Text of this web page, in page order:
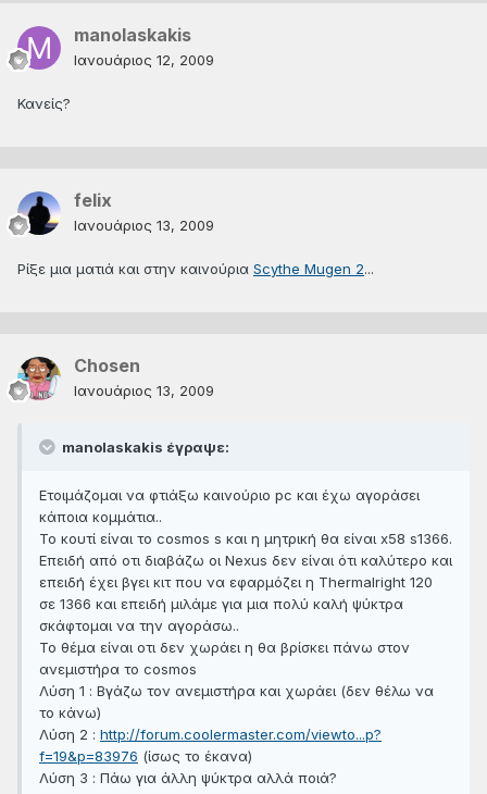
manolaskakis
Ιανουάριος 12, 2009
Κανείς?
felix
Ιανουάριος 13, 2009
Ρίξε μια ματιά και στην καινούρια Scythe Mugen 2...
Chosen
Ιανουάριος 13, 2009
manolaskakis έγραψε:
Ετοιμάζομαι να φτιάξω καινούριο pc και έχω αγοράσει
κάποια κομμάτια..
Το κουτί είναι το cosmos s και η μητρική θα είναι x58 s1366.
Επειδή από οτι διαβάζω οι Nexus δεν είναι ότι καλύτερο και
επειδή έχει βγει κιτ που να εφαρμόζει η Thermalright 120
σε 1366 και επειδή μιλάμε για μια πολύ καλή ψύκτρα
σκάφτομαι να την αγοράσω..
Το θέμα είναι οτι δεν χωράει η θα βρίσκει πάνω στον
ανεμιστήρα το cosmos
Λύση 1 : Βγάζω τον ανεμιστήρα και χωράει (δεν θέλω να
το κάνω)
Λύση 2 : http://forum.coolermaster.com/viewto...p?
f=19&p=83976 (ίσως το έκανα)
Λύση 3 : Πάω για άλλη ψύκτρα αλλά ποιά?